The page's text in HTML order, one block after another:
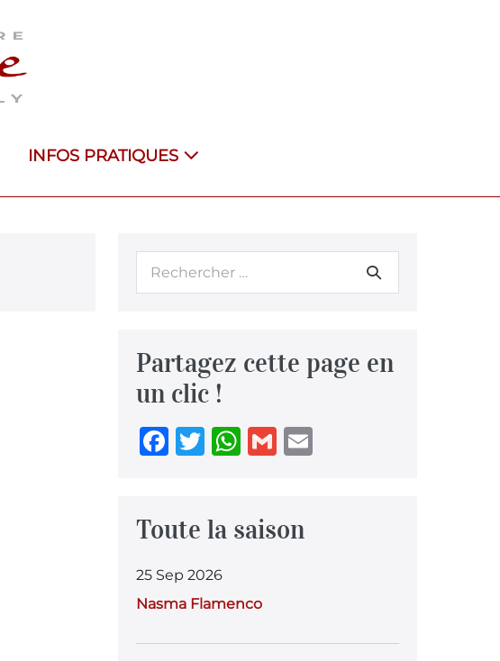
INFOS PRATIQUES
Partagez cette page en
un clic !
F
e
o
o
k
T
te
W
s
p
G
l
Toute la saison
25 Sep 2026
Nasma Flamenco